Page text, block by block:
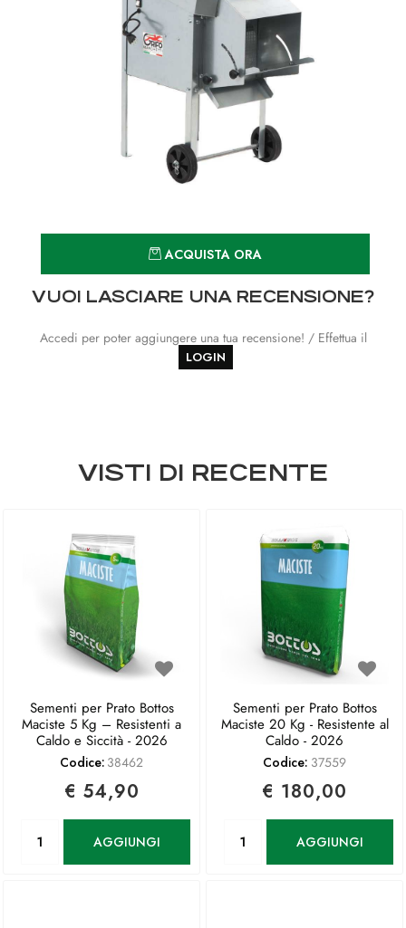
ACQUISTA ORA
VUOI LASCIARE UNA RECENSIONE?
Accedi per poter aggiungere una tua recensione! / Effettua il
LOGIN
VISTI DI RECENTE
Sementi per Prato Bottos
Maciste 5 Kg – Resistenti a
Caldo e Siccità - 2026
Codice: 38462
€ 54,90
AGGIUNGI
Sementi per Prato Bottos
Maciste 20 Kg - Resistente al
Caldo - 2026
Codice: 37559
€ 180,00
AGGIUNGI